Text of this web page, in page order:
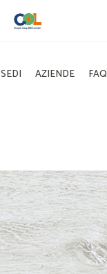
SEDI AZIENDE FAQ